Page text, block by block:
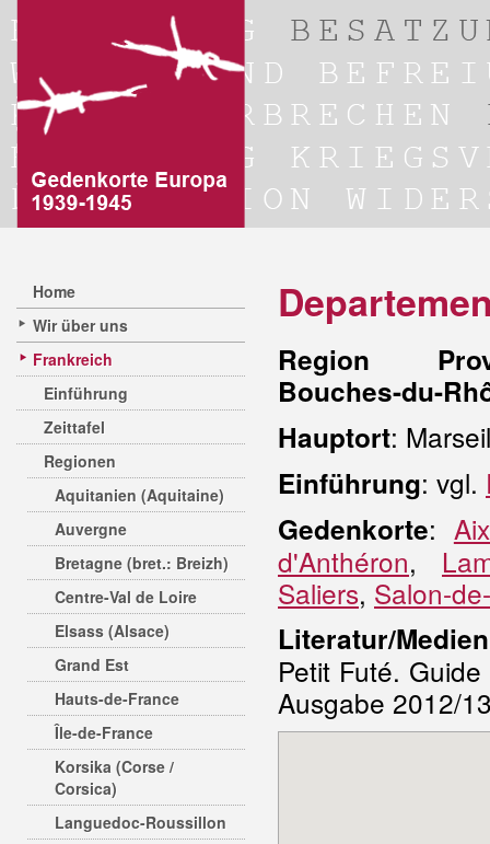
Home
Wir über uns
Frankreich
Einführung
Zeittafel
Regionen
Aquitanien (Aquitaine)
Auvergne
Bretagne (bret.: Breizh)
Centre-Val de Loire
Elsass (Alsace)
Grand Est
Hauts-de-France
Île-de-France
Korsika (Corse /
Corsica)
Languedoc-Roussillon
Region
Bouches-du-
Hauptort:
Einführung: vgl.
Gedenkorte:
d'Anthéron,
Saliers, Salon-
Literatur/Medien
Petit Futé.
Ausgabe 2012/